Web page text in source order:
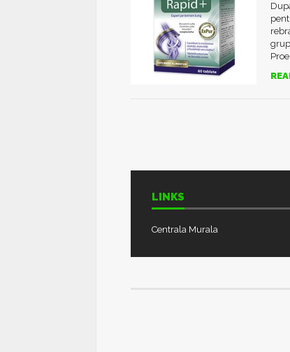
LINKS
Centrala Murala